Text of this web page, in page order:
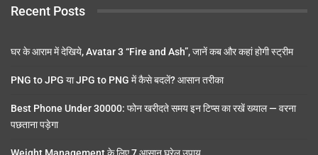
Recent Posts
घर के आराम में देखिये, Avatar 3 “Fire and Ash”, जानें कब और कहां होगी स्ट्रीम
PNG to JPG या JPG to PNG में कैसे बदलें? आसान तरीका
Best Phone Under 30000: फोन खरीदते समय इन टिप्स का रखें ख्याल — वरना
पछताना पड़ेगा